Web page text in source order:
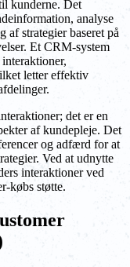
kunderne. Det
analyse
af strategier baseret på
Et CRM-system
letter effektiv
det er en
af kundepleje. Det
og adfærd for at
Ved at udnytte
interaktioner ved
købs støtte.